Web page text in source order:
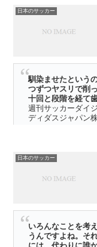
日本のサッカー
馴染ませたという
つずつヤスリで削
十回と段階を経て
週刊サッカーダ
ディダスジャパン
研修の一環として、サ
をしてくれた。 有名
日本のサッカー
いろんなことを考
うんですよね。そ